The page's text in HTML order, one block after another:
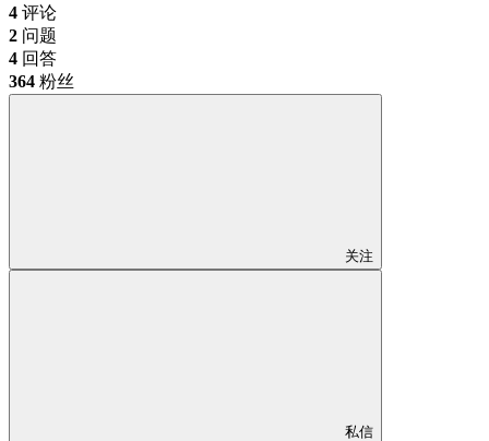
4 评论
2 问题
4 回答
364 粉丝
关注
私信